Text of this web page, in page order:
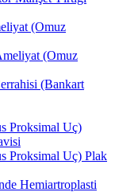
(Omuz
(Omuz
(Bankart
Proksimal Uç)
Proksimal Uç) Plak
Hemiartroplasti